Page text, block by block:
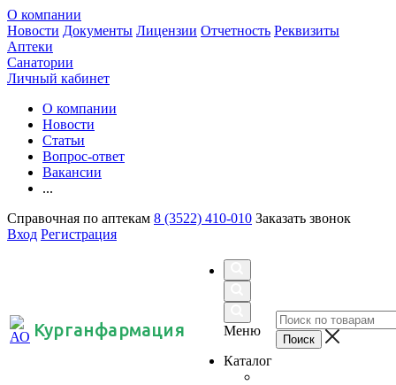
О компании
Новости Документы Лицензии Отчетность Реквизиты
Аптеки
Санатории
Личный кабинет
О компании
Новости
Статьи
Вопрос-ответ
Вакансии
...
Справочная по аптекам 8 (3522) 410-010 Заказать звонок
Вход Регистрация
Курганфармация
Меню
Каталог